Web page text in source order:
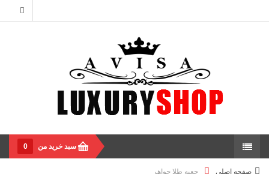
سبد خرید من 0
صفحه اصلی جعبه طلا جواهر